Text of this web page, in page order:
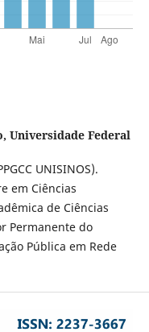
Universidade Federal
UNISINOS).
em Ciências
de Ciências
Permanente do
Pública em Rede